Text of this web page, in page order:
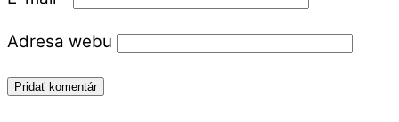
Adresa webu